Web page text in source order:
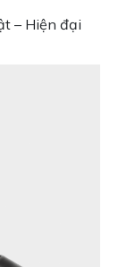
– Hiện đại